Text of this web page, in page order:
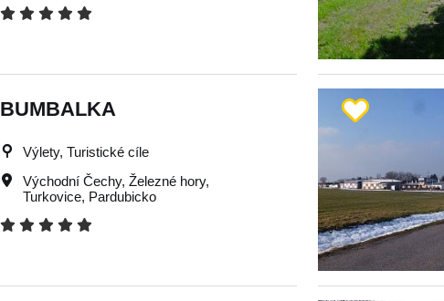
BUMBALKA
Výlety, Turistické cíle
Východní Čechy,Železné hory,
Turkovice, Pardubicko